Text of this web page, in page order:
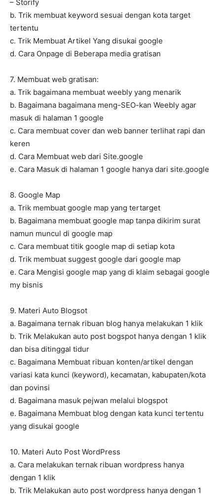
– Storify
b. Trik membuat keyword sesuai dengan kota target
tertentu
c. Trik Membuat Artikel Yang disukai google
d. Cara Onpage di Beberapa media gratisan
7. Membuat web gratisan:
a. Trik bagaimana membuat weebly yang menarik
b. Bagaimana bagaimana meng-SEO-kan Weebly agar
masuk di halaman 1 google
c. Cara membuat cover dan web banner terlihat rapi dan
keren
d. Cara Membuat web dari Site.google
e. Cara Masuk di halaman 1 google hanya dari site.google
8. Google Map
a. Trik membuat google map yang tertarget
b. Bagaimana membuat google map tanpa dikirim surat
namun muncul di google map
c. Cara membuat titik google map di setiap kota
d. Trik membuat suggest google dari google map
e. Cara Mengisi google map yang di klaim sebagai google
my bisnis
9. Materi Auto Blogsot
a. Bagaimana ternak ribuan blog hanya melakukan 1 klik
b. Trik Melakukan auto post bogspot hanya dengan 1 klik
dan bisa ditinggal tidur
c. Bagaimana Membuat ribuan konten/artikel dengan
variasi kata kunci (keyword), kecamatan, kabupaten/kota
dan povinsi
d. Bagaimana masuk pejwan melalui blogspot
e. Bagaimana Membuat blog dengan kata kunci tertentu
yang disukai google
10. Materi Auto Post WordPress
a. Cara melakukan ternak ribuan wordpress hanya
dengan 1 klik
b. Trik Melakukan auto post wordpress hanya dengan 1